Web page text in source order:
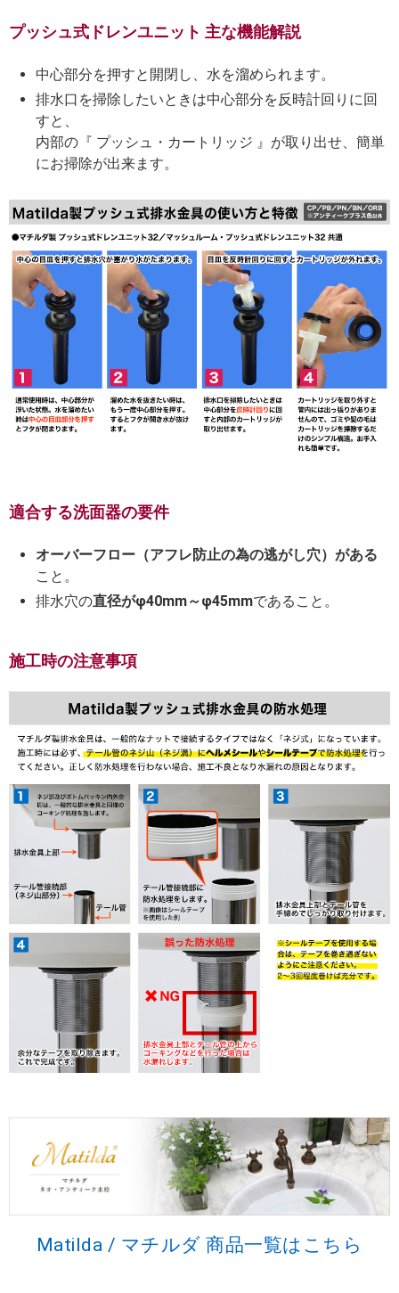
プッシュ式ドレンユニット 主な機能解説
中心部分を押すと開閉し、水を溜められます。
排水口を掃除したいときは中心部分を反時計回りに回
すと、
内部の『 プッシュ・カートリッジ 』が取り出せ、簡単
にお掃除が出来ます。
適合する洗面器の要件
オーバーフロー（アフレ防止の為の逃がし穴）がある
こと。
排水穴の直径がφ40mm～φ45mmであること。
施工時の注意事項
Matilda / マチルダ 商品一覧はこちら